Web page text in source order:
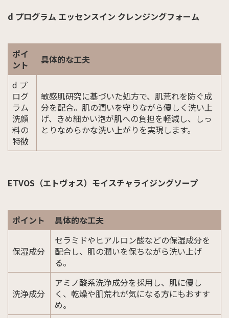
d プログラム エッセンスイン クレンジングフォーム
ポイ
ント
具体的な工夫
d プ
ログ
ラム
洗顔
料の
特徴
敏感肌研究に基づいた処方で、肌荒れを防ぐ成
分を配合。肌の潤いを守りながら優しく洗い上
げ、きめ細かい泡が肌への負担を軽減し、しっ
とりなめらかな洗い上がりを実現します。
ETVOS（エトヴォス）モイスチャライジングソープ
ポイント 具体的な工夫
保湿成分
セラミドやヒアルロン酸などの保湿成分を
配合し、肌の潤いを保ちながら洗い上げ
る。
洗浄成分
アミノ酸系洗浄成分を採用し、肌に優し
く、乾燥や肌荒れが気になる方にもおすす
め。